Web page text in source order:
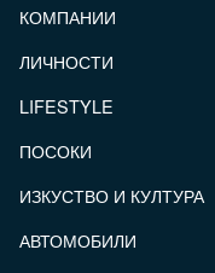
КОМПАНИИ
ЛИЧНОСТИ
LIFESTYLE
ПОСОКИ
ИЗКУСТВО И КУЛТУРА
АВТОМОБИЛИ